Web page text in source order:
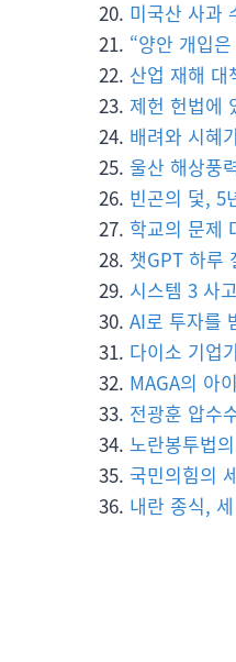
미국산 사과
“양안 개입
산업 재해 대
제헌 헌법에
배려와 시혜
울산 해상풍
빈곤의 덫, 5
학교의 문제
챗GPT 하루
시스템 3 사
AI로 투자를
다이소 기업
MAGA의 아
전광훈 압수
노란봉투법
국민의힘의
내란 종식,